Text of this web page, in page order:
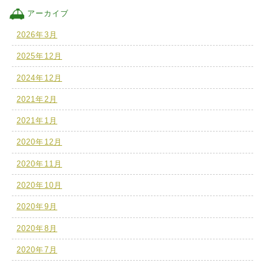
アーカイブ
2026年3月
2025年12月
2024年12月
2021年2月
2021年1月
2020年12月
2020年11月
2020年10月
2020年9月
2020年8月
2020年7月